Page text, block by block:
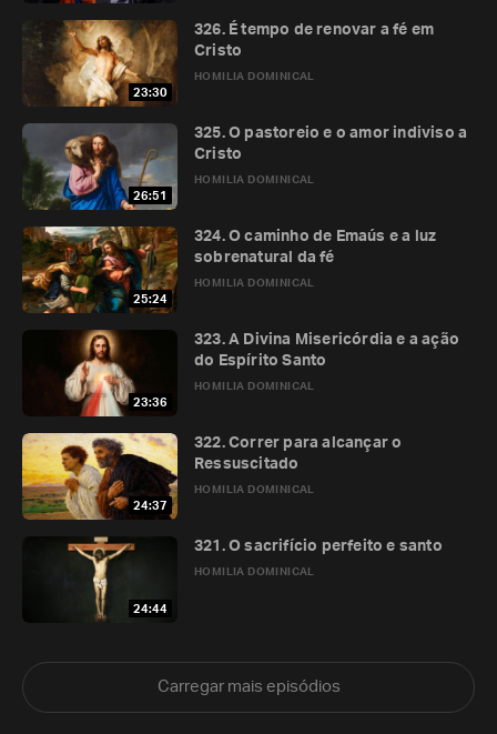
23:30
HOMILIA DOMINICAL
326. É tempo de renovar a fé em
Cristo
26:51
HOMILIA DOMINICAL
325. O pastoreio e o amor indiviso a
Cristo
25:24
HOMILIA DOMINICAL
324. O caminho de Emaús e a luz
sobrenatural da fé
23:36
HOMILIA DOMINICAL
323. A Divina Misericórdia e a ação
do Espírito Santo
24:37
HOMILIA DOMINICAL
322. Correr para alcançar o
Ressuscitado
24:44
HOMILIA DOMINICAL
321. O sacrifício perfeito e santo
Carregar mais episódios